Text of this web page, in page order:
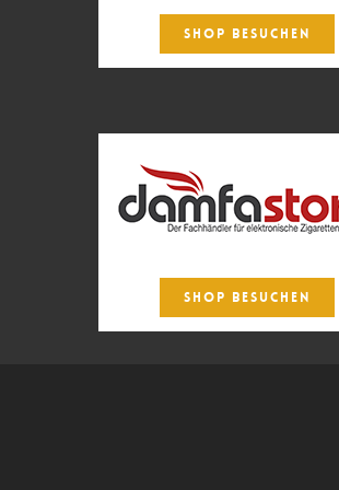
SHOP BESUCHEN
SHOP BESUCHEN